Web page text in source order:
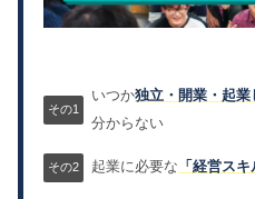
いつか独立・開業・起業
分からない
起業に必要な 「経営ス